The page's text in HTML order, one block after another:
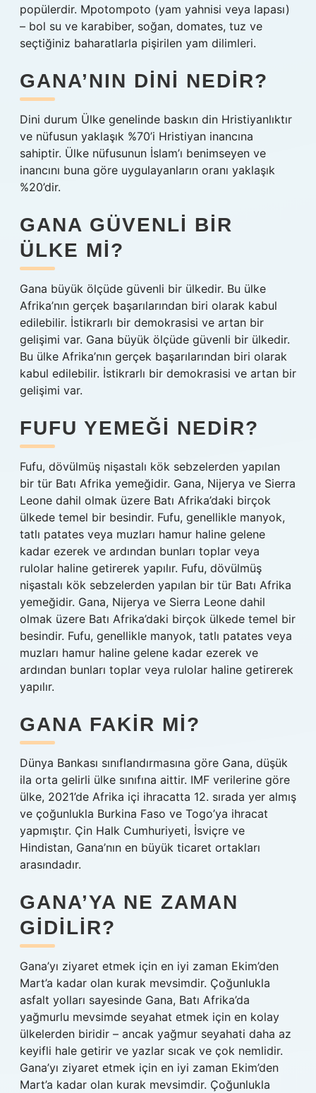
popülerdir. Mpotompoto (yam yahnisi veya lapası)
– bol su ve karabiber, soğan, domates, tuz ve
seçtiğiniz baharatlarla pişirilen yam dilimleri.
GANA’NIN DINI NEDIR?
Dini durum Ülke genelinde baskın din Hristiyanlıktır
ve nüfusun yaklaşık %70’i Hristiyan inancına
sahiptir. Ülke nüfusunun İslam’ı benimseyen ve
inancını buna göre uygulayanların oranı yaklaşık
%20’dir.
GANA GÜVENLI BIR
ÜLKE MI?
Gana büyük ölçüde güvenli bir ülkedir. Bu ülke
Afrika’nın gerçek başarılarından biri olarak kabul
edilebilir. İstikrarlı bir demokrasisi ve artan bir
gelişimi var. Gana büyük ölçüde güvenli bir ülkedir.
Bu ülke Afrika’nın gerçek başarılarından biri olarak
kabul edilebilir. İstikrarlı bir demokrasisi ve artan bir
gelişimi var.
FUFU YEMEĞI NEDIR?
Fufu, dövülmüş nişastalı kök sebzelerden yapılan
bir tür Batı Afrika yemeğidir. Gana, Nijerya ve Sierra
Leone dahil olmak üzere Batı Afrika’daki birçok
ülkede temel bir besindir. Fufu, genellikle manyok,
tatlı patates veya muzları hamur haline gelene
kadar ezerek ve ardından bunları toplar veya
rulolar haline getirerek yapılır. Fufu, dövülmüş
nişastalı kök sebzelerden yapılan bir tür Batı Afrika
yemeğidir. Gana, Nijerya ve Sierra Leone dahil
olmak üzere Batı Afrika’daki birçok ülkede temel bir
besindir. Fufu, genellikle manyok, tatlı patates veya
muzları hamur haline gelene kadar ezerek ve
ardından bunları toplar veya rulolar haline getirerek
yapılır.
GANA FAKIR MI?
Dünya Bankası sınıflandırmasına göre Gana, düşük
ila orta gelirli ülke sınıfına aittir. IMF verilerine göre
ülke, 2021’de Afrika içi ihracatta 12. sırada yer almış
ve çoğunlukla Burkina Faso ve Togo’ya ihracat
yapmıştır. Çin Halk Cumhuriyeti, İsviçre ve
Hindistan, Gana’nın en büyük ticaret ortakları
arasındadır.
GANA’YA NE ZAMAN
GIDILIR?
Gana’yı ziyaret etmek için en iyi zaman Ekim’den
Mart’a kadar olan kurak mevsimdir. Çoğunlukla
asfalt yolları sayesinde Gana, Batı Afrika’da
yağmurlu mevsimde seyahat etmek için en kolay
ülkelerden biridir – ancak yağmur seyahati daha az
keyifli hale getirir ve yazlar sıcak ve çok nemlidir.
Gana’yı ziyaret etmek için en iyi zaman Ekim’den
Mart’a kadar olan kurak mevsimdir. Çoğunlukla